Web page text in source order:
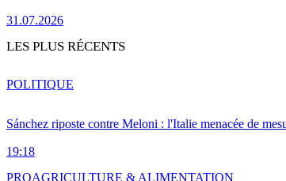
31.07.2026
LES PLUS RÉCENTS
Sánchez riposte contre Meloni : l'Italie menacée de
19:18
POLITIQUE
PROAGRICULTURE & ALIMENTATION